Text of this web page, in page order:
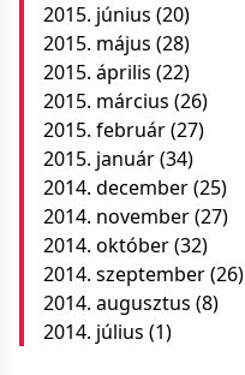
2015. június (20)
2015. május (28)
2015. április (22)
2015. március (26)
2015. február(27)
2015. január(34)
2014. december(25)
2014. november(27)
2014. október(32)
2014. szeptember(26)
2014. augusztus (8)
2014. július (1)